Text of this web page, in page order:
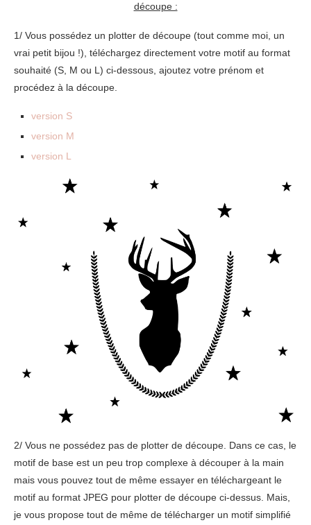
découpe :
1/ Vous possédez un plotter de découpe (tout comme moi, un
vrai petit bijou !), téléchargez directement votre motif au format
souhaité (S, M ou L) ci-dessous, ajoutez votre prénom et
procédez à la découpe.
version S
version M
version L
2/ Vous ne possédez pas de plotter de découpe. Dans ce cas, le
motif de base est un peu trop complexe à découper à la main
mais vous pouvez tout de même essayer en téléchargeant le
motif au format JPEG pour plotter de découpe ci-dessus. Mais,
je vous propose tout de même de télécharger un motif simplifié